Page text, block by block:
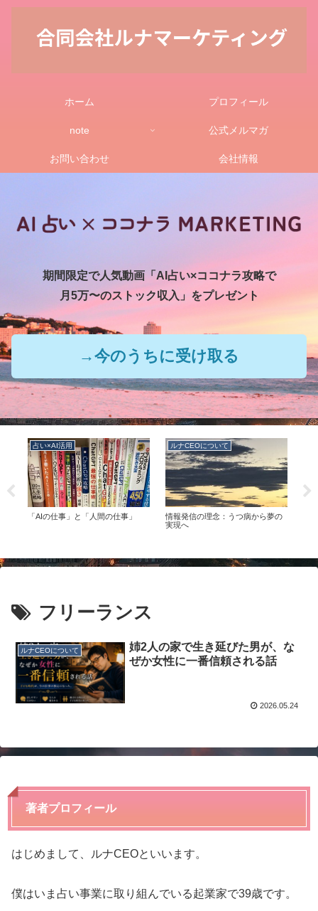
ホーム プロフィール
note 公式メルマガ
お問い合わせ 会社情報
期間限定で人気動画「AI占い×ココナラ攻略で
月5万〜のストック収入」をプレゼント
→今のうちに受け取る
占い×AI活用
「AIの仕事」と「人間の仕事」
ルナCEOについて
情報発信の理念：うつ病から夢の
実現へ
フリーランス
ルナCEOについて
姉2人の家で生き延びた男が、な
ぜか女性に一番信頼される話
2026.05.24
著者プロフィール
はじめまして、ルナCEOといいます。
僕はいま占い事業に取り組んでいる起業家で39歳です。